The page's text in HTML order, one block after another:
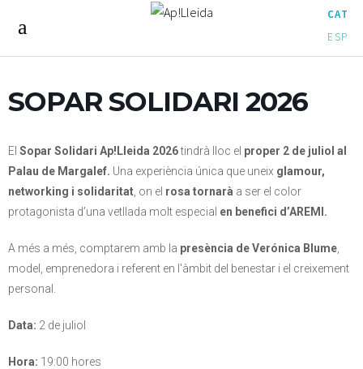
CAT
ESP
SOPAR SOLIDARI 2026
El Sopar Solidari Ap!Lleida 2026tindrà lloc el proper 2 de juliol al
Palau de Margalef. Una experiència única que uneix glamour,
networking i solidaritat , on el rosa tornarà a ser el color
protagonista d’una vetllada molt especial en benefici d’AREMI.
A més a més, comptarem amb la presència de Verónica Blume
model, emprenedora i referent en l'àmbit del benestar i el creixement
personal.
Data: 2 de juliol
Hora: 19:00 hores